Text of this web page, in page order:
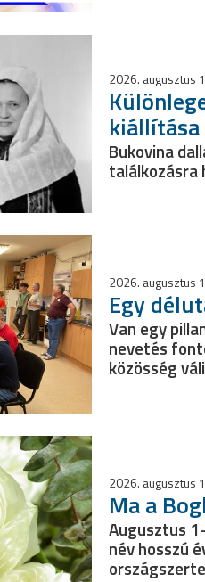
2026. augusztus
Bukovina
találkozásra
2026. augusztus
Egy
Van egy
nevetés
közösség
2026. augusztus
Ma a
Augusztus
név hosszú